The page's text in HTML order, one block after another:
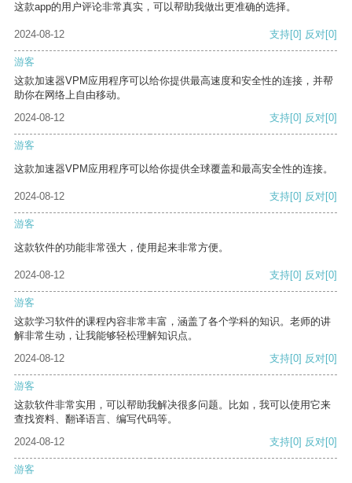
这款app的用户评论非常真实，可以帮助我做出更准确的选择。
2024-08-12 支持[0] 反对[0]
游客
这款加速器VPM应用程序可以给你提供最高速度和安全性的连接，并帮
助你在网络上自由移动。
2024-08-12
支持[0] 反对[0]
游客
这款加速器VPM应用程序可以给你提供全球覆盖和最高安全性的连接。
2024-08-12 支持[0] 反对[0]
游客
这款软件的功能非常强大，使用起来非常方便。
2024-08-12 支持[0] 反对[0]
游客
这款学习软件的课程内容非常丰富，涵盖了各个学科的知识。老师的讲
解非常生动，让我能够轻松理解知识点。
2024-08-12
支持[0] 反对[0]
游客
这款软件非常实用，可以帮助我解决很多问题。比如，我可以使用它来
查找资料、翻译语言、编写代码等。
2024-08-12
支持[0] 反对[0]
游客